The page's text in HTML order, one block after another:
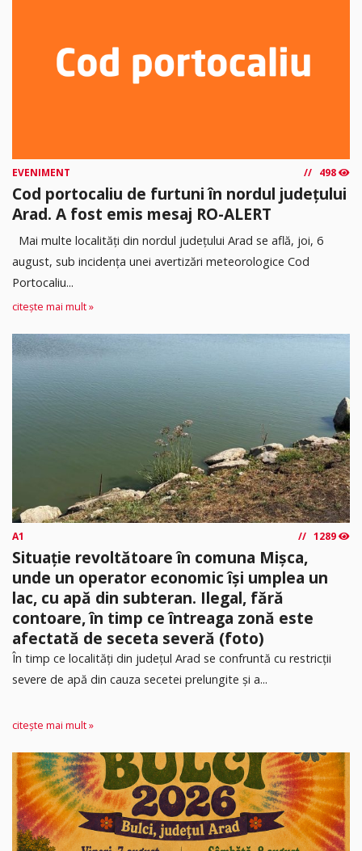
EVENIMENT 498
Cod portocaliu de furtuni în nordul județului
Arad. A fost emis mesaj RO-ALERT
Mai multe localități din nordul județului Arad se află, joi, 6
august, sub incidența unei avertizări meteorologice Cod
Portocaliu...
citește mai mult »
A1 1289
Situație revoltătoare în comuna Mișca,
unde un operator economic își umplea un
lac, cu apă din subteran. Ilegal, fără
contoare, în timp ce întreaga zonă este
afectată de seceta severă (foto)
În timp ce localități din județul Arad se confruntă cu restricții
severe de apă din cauza secetei prelungite și a...
citește mai mult »